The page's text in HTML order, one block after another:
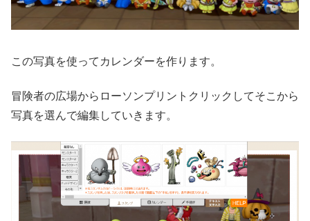
この写真を使ってカレンダーを作ります。
冒険者の広場からローソンプリントクリックしてそこから
写真を選んで編集していきます。